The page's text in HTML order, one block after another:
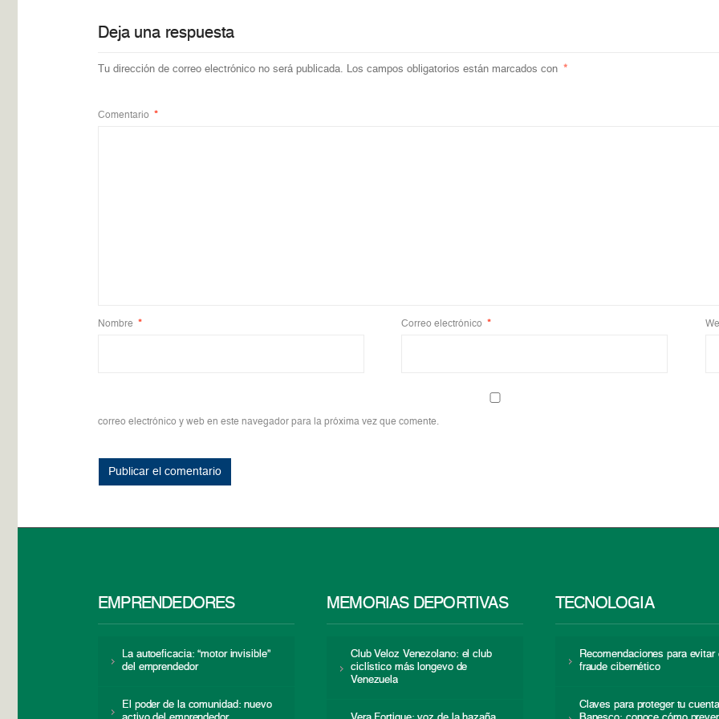
Deja una respuesta
Tu dirección de correo electrónico no será publicada. Los campos obligatorios están marcados con *
Comentario *
Nombre * Correo electrónico *
correo electrónico y web en este navegador para la próxima vez que comente.
EMPRENDEDORES
La autoeficacia: “motor invisible”
del emprendedor
El poder de la comunidad: nuevo
MEMORIAS DEPORTIVAS
Club Veloz Venezolano: el club
ciclístico más longevo de
Venezuela
TECNOLOGÍA
Recomendaciones para evitar
fraude cibernético
Claves para proteger tu cuenta